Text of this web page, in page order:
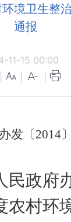
境卫生整
通报
11-15 00:00
发〔 2014 〕
民政府
农村环